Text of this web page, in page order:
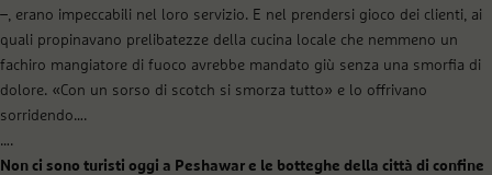
–, erano impeccabili nel loro servizio. E nel prendersi gioco dei clienti, ai
quali propinavano prelibatezze della cucina locale che nemmeno un
fachiro mangiatore di fuoco avrebbe mandato giù senza una smorfia di
dolore. «Con un sorso di scotch si smorza tutto» e lo offrivano
sorridendo….
….
Non ci sono turisti oggi a Peshawar e le botteghe della città di confine